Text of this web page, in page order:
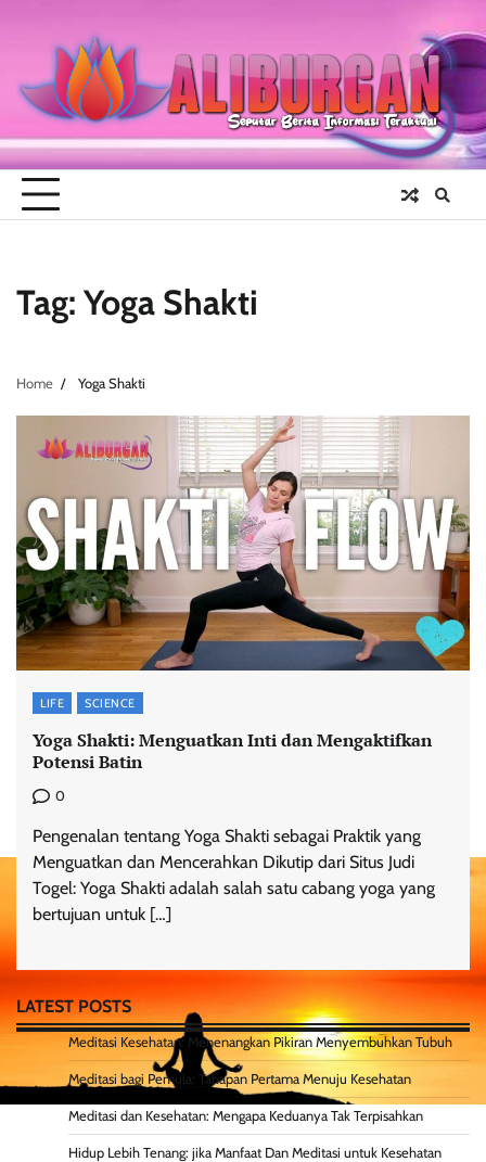
Tag: Yoga Shakti
Home Yoga Shakti
LIFE SCIENCE
Yoga Shakti: Menguatkan Inti dan Mengaktifkan
Potensi Batin
0
Pengenalan tentang Yoga Shakti sebagai Praktik yang
Menguatkan dan Mencerahkan Dikutip dari Situs Judi
Togel: Yoga Shakti adalah salah satu cabang yoga yang
bertujuan untuk […]
LATEST POSTS
Meditasi Kesehatan: Menenangkan Pikiran Menyembuhkan Tubuh
Meditasi bagi Pemula: Tahapan Pertama Menuju Kesehatan
Meditasi dan Kesehatan: Mengapa Keduanya Tak Terpisahkan
Hidup Lebih Tenang: jika Manfaat Dan Meditasi untuk Kesehatan